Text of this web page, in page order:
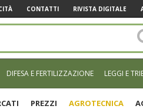
CONTATTI RIVISTA DIGITALE
DIFESA E FERTILIZZAZIONE LEGGI E
PREZZI AGROTECNICA